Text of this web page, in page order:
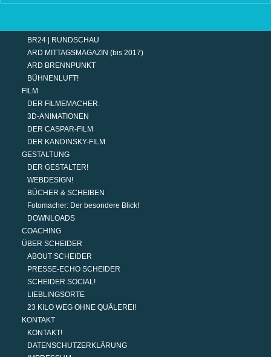
TERMINE
BR24 | RUNDSCHAU
ARD MITTAGSMAGAZIN (bis 2017)
ARD BRENNPUNKT
BÜHNENLUFT!
FILM
DER FILMEMACHER.
3D-ANIMATIONEN
DER CASPAR-FILM
DER KANDINSKY-FILM
GESTALTUNG
DER GESTALTER!
WEBDESIGN!
BÜCHER & SCHEIBEN
Fotomacher: Der besondere Blick!
DOWNLOADS
COACHING
ÜBER SCHEIDER
ABOUT SCHEIDER
PRESSE-ECHO SCHEIDER
SCHEIDER SOCIAL!
LIEBLINGSORTE
23 KILO WEG OHNE QUÄLEREI!
KONTAKT
KONTAKT!
DATENSCHUTZERKLÄRUNG